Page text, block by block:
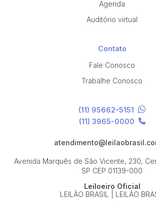
Agenda
Auditório virtual
Contato
Fale Conosco
Trabalhe Conosco
(11) 95662-5151
(11) 3965-0000
Avenida Marquês de São Vicente, 230,
SP CEP 01139-000
Leiloeiro Oficial
LEILÃO BRASIL | LEILÃO